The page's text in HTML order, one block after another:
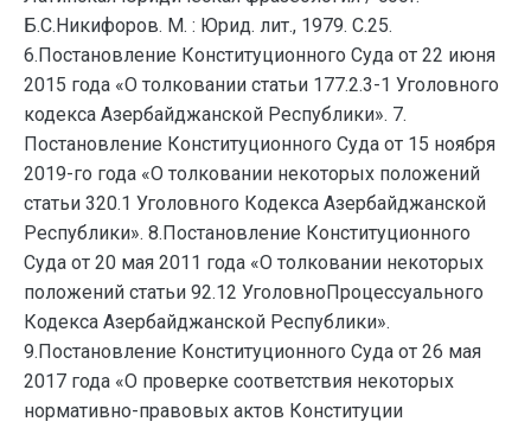
Б.С.Никифоров. М. : Юрид. лит., 1979. С.25.
6.Постановление Конституционного Суда от 22 июня
2015 года «О толковании статьи 177.2.3-1 Уголовного
кодекса Азербайджанской Республики». 7.
Постановление Конституционного Суда от 15 ноября
2019-го года «О толковании некоторых положений
статьи 320.1 Уголовного Кодекса Азербайджанской
Республики». 8.Постановление Конституционного
Суда от 20 мая 2011 года «О толковании некоторых
положений статьи 92.12 УголовноПроцессуального
Кодекса Азербайджанской Республики».
9.Постановление Конституционного Суда от 26 мая
2017 года «О проверке соответствия некоторых
нормативно-правовых актов Конституции